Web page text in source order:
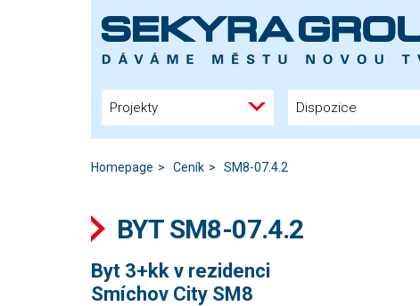
Projekty Dispozice
Homepage Ceník SM8-07.4.2
BYT SM8-07.4.2
Byt 3+kk v rezidenci
Smíchov City SM8